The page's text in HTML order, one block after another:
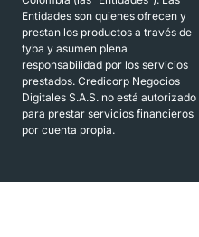
Entidades son quienes ofrecen y
prestan los productos a través de
tyba y asumen plena
responsabilidad por los servicios
prestados. Credicorp Negocios
Digitales S.A.S. no está autorizado
para prestar servicios financieros
por cuenta propia.